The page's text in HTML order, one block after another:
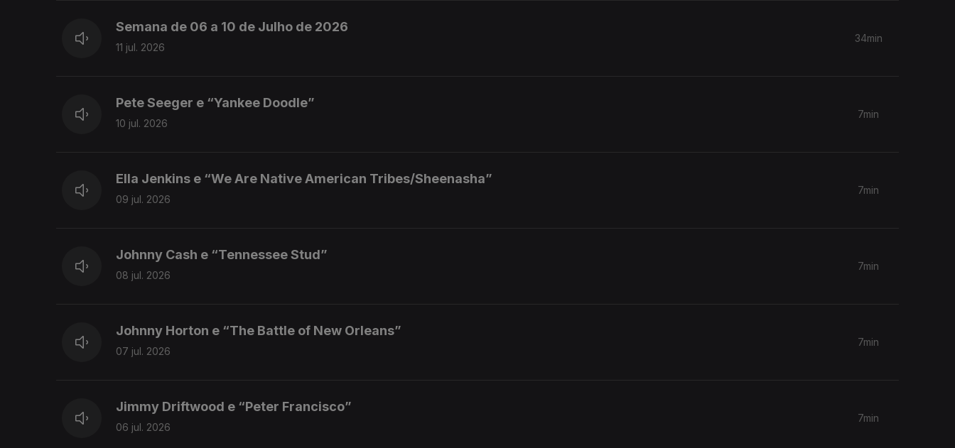
Semana de 06 a 10 de Julho de 2026
11 jul. 2026
34min
Pete Seeger e “Yankee Doodle”
10 jul. 2026
7min
Ella Jenkins e “We Are Native American Tribes/Sheenasha”
09 jul. 2026
7min
Johnny Cash e “Tennessee Stud”
08 jul. 2026
7min
Johnny Horton e “The Battle of New Orleans”
07 jul. 2026
7min
Jimmy Driftwood e “Peter Francisco”
06 jul. 2026
7min